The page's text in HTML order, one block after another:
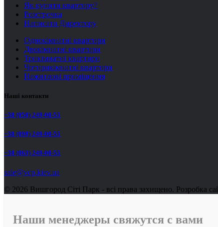
Як купити квартиру?
Розстрочка
Написати Директору
Однокімнатні квартири
Двокімнатні квартири
Трикімнатні квартири
Чотирикімнатні квартири
Нежитлові приміщення
Наші контакти
+38 (050) 249-00-55
+38 (098) 249-00-55
+38 (063) 249-00-55
sale@vcp.kiev.ua
© 2026 Вишгород Сіті Парк - всі права захищено. Розробка
Наши менеджеры свяжутся с вами